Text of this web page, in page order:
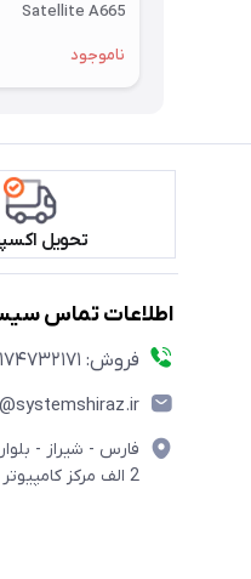
Satellite A665
ناموجود
تحویل
اطلاعات تماس
فروش: 09174732171
فارس - شیراز -
2 الف مرکز کامپیوتر آرمانی